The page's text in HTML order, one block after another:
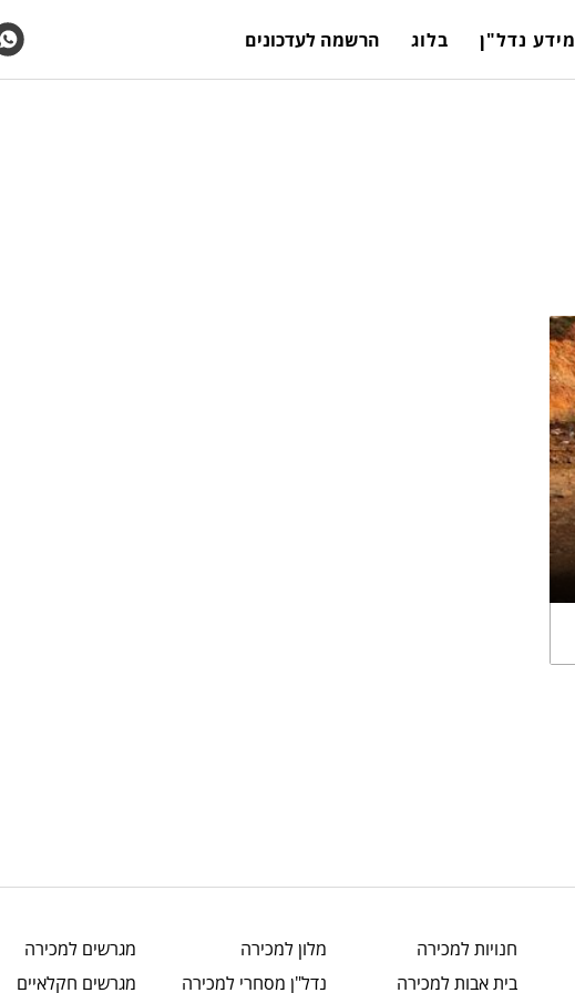
מידע נדל"ן בלוג הרשמה לעדכונים
חנויותלמכירה
בית אבותלמכירה
מלון למכירה
נדל"ן מסחרי למכירה
מגרשים למכירה
מגרשים חקלאיים